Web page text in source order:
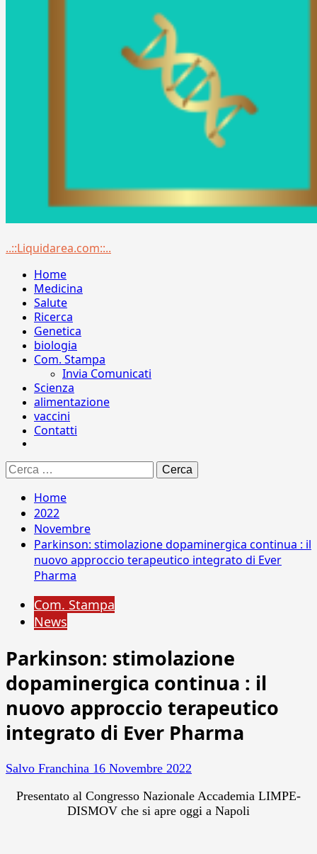
Menu
..::Liquidarea.com::..
Home
Medicina
Salute
Ricerca
Genetica
biologia
Com. Stampa
Invia Comunicati
Scienza
alimentazione
vaccini
Contatti
Ricerca
per:
Home
2022
Novembre
Parkinson: stimolazione dopaminergica continua : il
nuovo approccio terapeutico integrato di Ever
Pharma
Com. Stampa
News
Parkinson: stimolazione
dopaminergica continua : il
nuovo approccio terapeutico
integrato di Ever Pharma
Salvo Franchina 16 Novembre 2022
Presentato al Congresso Nazionale Accademia LIMPE-
DISMOV che si apre oggi a Napoli